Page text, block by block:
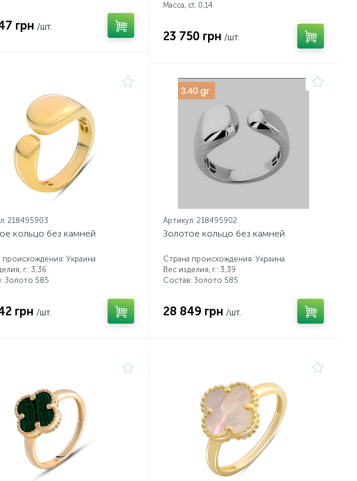
грн /шт.
Масса, ct: 0,14
23 750 грн /шт.
218495903
кольцо без камней
происхождения: Украина
г.: 3,36
Золото 585
грн /шт.
Артикул: 218495902
Золотое кольцо без камней
Страна происхождения: Украина
Вес изделия, г.: 3,39
Состав: Золото 585
28 849 грн /шт.